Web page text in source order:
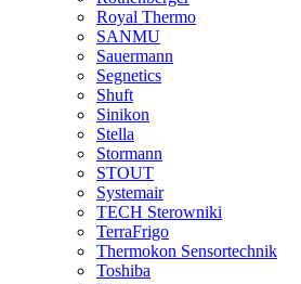
Royal Thermo
SANMU
Sauermann
Segnetics
Shuft
Sinikon
Stella
Stormann
STOUT
Systemair
TECH Sterowniki
TerraFrigo
Thermokon Sensortechnik
Toshiba